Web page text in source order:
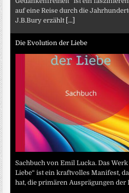
auf eine Reise durch die
J.B.Bury erzählt [...]
Die Evolution der Liebe
Sachbuch von Emil Lucka. Das
Liebe“ ist ein kraftvolles Manifest,
hat, die primären Ausprägungen der